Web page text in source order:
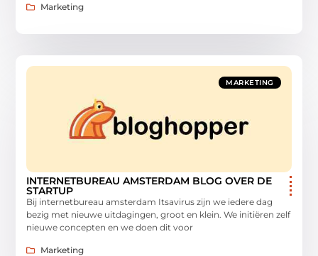
Marketing
MARKETING
INTERNETBUREAU AMSTERDAM BLOG OVER DE
STARTUP
Bij internetbureau amsterdam Itsavirus zijn we iedere dag
bezig met nieuwe uitdagingen, groot en klein. We initiëren zelf
nieuwe concepten en we doen dit voor
Marketing